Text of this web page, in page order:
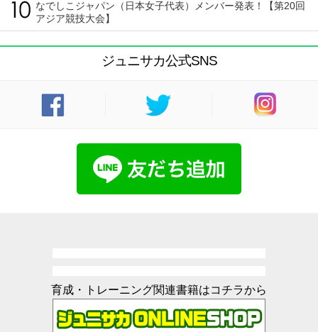
なでしこジャパン（日本女子代表）メンバー発表！【第20回
アジア競技大会】
ジュニサカ公式SNS
育成・トレーニング関連書籍はコチラから